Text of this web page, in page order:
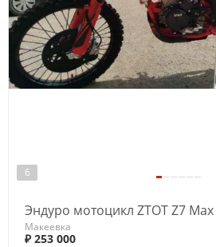
6
Эндуро мотоцикл ZTOT Z7 Max
Макеевка
₽ 253 000